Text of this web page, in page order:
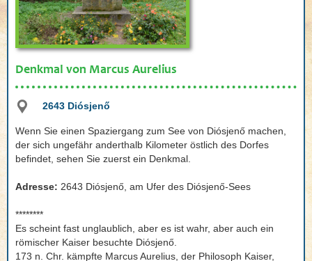
Denkmal von Marcus Aurelius
2643 Diósjenő
Wenn Sie einen Spaziergang zum See von Diósjenő machen,
der sich ungefähr anderthalb Kilometer östlich des Dorfes
befindet, sehen Sie zuerst ein Denkmal.
Adresse: 2643 Diósjenő, am Ufer des Diósjenő-Sees
********
Es scheint fast unglaublich, aber es ist wahr, aber auch ein
römischer Kaiser besuchte Diósjenő.
173 n. Chr. kämpfte Marcus Aurelius, der Philosoph Kaiser,